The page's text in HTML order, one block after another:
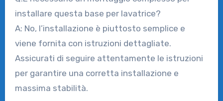
installare questa base per lavatrice?
A: No, l’installazione è piuttosto semplice e
viene fornita con istruzioni dettagliate.
Assicurati di seguire attentamente le istruzioni
per garantire una corretta installazione e
massima stabilità.